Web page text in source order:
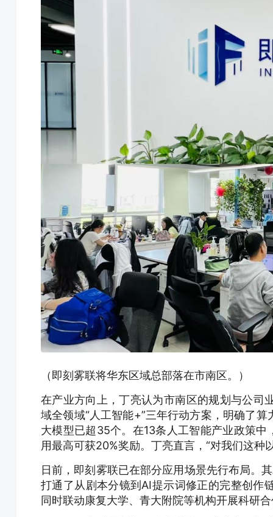
（即刻雾联将华东区域总部落在市南区。）
在产业方向上，丁亮认为市南区的规划与公
域全领域“人工智能+”三年行动方案，明确了
大模型已超35个。在13条人工智能产业政策
用最高可获20%奖励。丁亮直言，“对我们这
日前，即刻雾联已在部分应用场景先行布局。
打通了从剧本分镜到AI提示词修正的完整创作
同时联动康复大学、青大附院等机构开展科研